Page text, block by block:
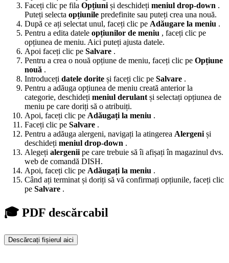
Faceți clic pe fila Opțiuni și deschideți meniul drop-down .
Puteți selecta opțiunile predefinite sau puteți crea una nouă.
După ce ați selectat unul, faceți clic pe Adăugare la meniu .
Pentru a edita datele opțiunilor de meniu , faceți clic pe
opțiunea de meniu. Aici puteți ajusta datele.
Apoi faceți clic pe Salvare .
Pentru a crea o nouă opțiune de meniu, faceți clic pe Opțiune
nouă .
Introduceți datele dorite și faceți clic pe Salvare .
Pentru a adăuga opțiunea de meniu creată anterior la
categorie, deschideți meniul derulant și selectați opțiunea de
meniu pe care doriți să o atribuiți.
Apoi, faceți clic pe Adăugați la meniu .
Faceți clic pe Salvare .
Pentru a adăuga alergeni, navigați la atingerea Alergeni și
deschideți meniul drop-down .
Alegeți alergenii pe care trebuie să îi afișați în magazinul dvs.
web de comandă DISH.
Apoi, faceți clic pe Adăugați la meniu .
Când ați terminat și doriți să vă confirmați opțiunile, faceți clic
pe Salvare .
🎓 PDF descărcabil
Descărcați fișierul aici